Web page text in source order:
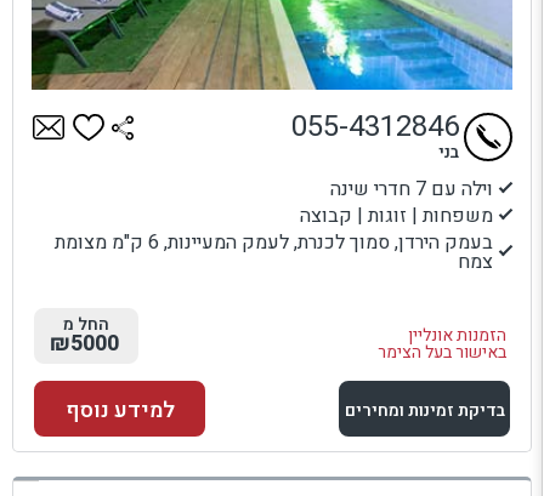
וילה עם 7 חדרי שינה
משפחות | זוגות | קבוצה
בעמק הירדן, סמוך לכנרת, לעמק המעיינות, 6 ק"מ מצומת
צמח
הזמנות אונליין
באישור בעל הצימר
055-4312846
בני
החל מ
₪5000
בדיקת זמינות ומחירים
למתחם זה
למידע נוסף